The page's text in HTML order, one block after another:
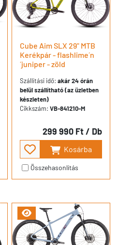
Cube Aim SLX 29" MTB
Kerékpár - flashlime´n
´juniper - zöld
Szállítási idő: akár 24 órán
belül szállítható (az üzletben
készleten)
Cikkszám: VB-841210-M
299 990 Ft/ Db
Kosárba
Összehasonlítás